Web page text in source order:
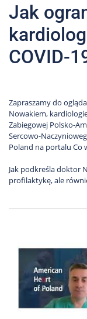
Jak
COVID-
Zapraszamy do
Nowakiem,
Zabiegowej Polsko-
Sercowo-
Poland na portalu Co
Jak podkreśla doktor
profilaktykę, ale